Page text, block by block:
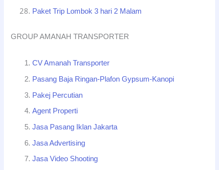
Paket Trip Lombok 3 hari 2 Malam
GROUP AMANAH TRANSPORTER
CV Amanah Transporter
Pasang Baja Ringan-Plafon Gypsum-Kanopi
Pakej Percutian
Agent Properti
Jasa Pasang Iklan Jakarta
Jasa Advertising
Jasa Video Shooting